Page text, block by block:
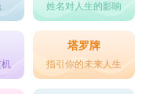
姓名对人生的影响
塔罗牌
指引你的未来人生